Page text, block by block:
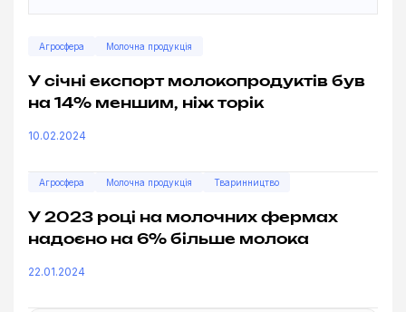
Агросфера Молочна продукція
У січні експорт молокопродуктів був
на 14% меншим, ніж торік
10.02.2024
Агросфера Молочна продукція Тваринництво
У 2023 році на молочних фермах
надоєно на 6% більше молока
22.01.2024